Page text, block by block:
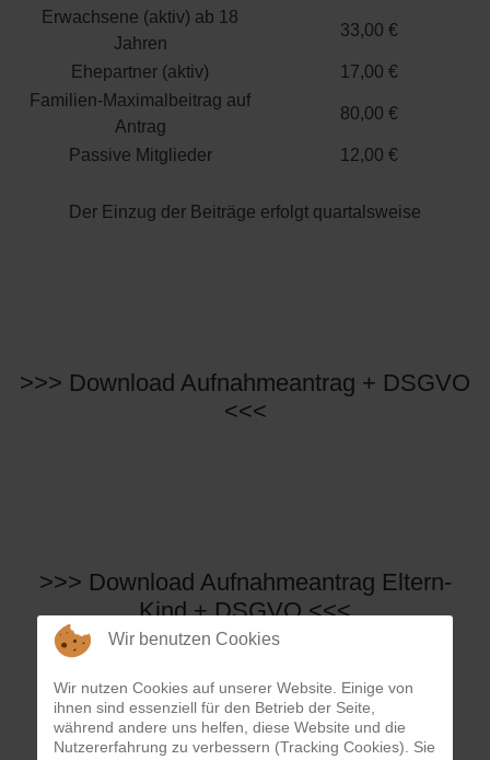
Erwachsene (aktiv) ab 18
Jahren
33,00 €
Ehepartner (aktiv)
17,00 €
Familien-Maximalbeitrag auf
Antrag
80,00 €
Passive Mitglieder 12,00 €
Der Einzug der Beiträge erfolgt quartalsweise
>>> Download Aufnahmeantrag + DSGVO
<<<
>>> Download Aufnahmeantrag Eltern-
Kind + DSGVO <<<
Wir benutzen Cookies
Wir nutzen Cookies auf unserer Website. Einige von
ihnen sind essenziell für den Betrieb der Seite,
während andere uns helfen, diese Website und die
Nutzererfahrung zu verbessern (Tracking Cookies). Sie